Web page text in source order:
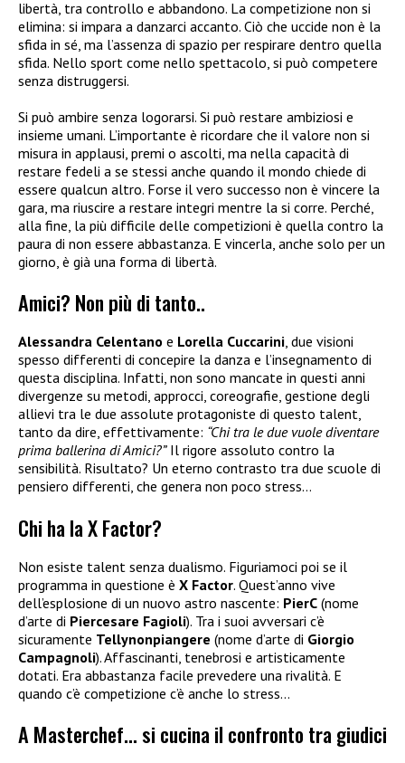
libertà, tra controllo e abbandono. La competizione non si
elimina: si impara a danzarci accanto. Ciò che uccide non è la
sfida in sé, ma l’assenza di spazio per respirare dentro quella
sfida. Nello sport come nello spettacolo, si può competere
senza distruggersi.
Si può ambire senza logorarsi. Si può restare ambiziosi e
insieme umani. L’importante è ricordare che il valore non si
misura in applausi, premi o ascolti, ma nella capacità di
restare fedeli a se stessi anche quando il mondo chiede di
essere qualcun altro. Forse il vero successo non è vincere la
gara, ma riuscire a restare integri mentre la si corre. Perché,
alla fine, la più difficile delle competizioni è quella contro la
paura di non essere abbastanza. E vincerla, anche solo per un
giorno, è già una forma di libertà.
Amici? Non più di tanto..
Alessandra Celentano e Lorella Cuccarini, due visioni
spesso differenti di concepire la danza e l’insegnamento di
questa disciplina. Infatti, non sono mancate in questi anni
divergenze su metodi, approcci, coreografie, gestione degli
allievi tra le due assolute protagoniste di questo talent,
tanto da dire, effettivamente: “Chi tra le due vuole diventare
prima ballerina di Amici?”Il rigore assoluto contro la
sensibilità. Risultato? Un eterno contrasto tra due scuole di
pensiero differenti, che genera non poco stress…
Chi ha la X Factor?
Non esiste talent senza dualismo. Figuriamoci poi se il
programma in questione è X Factor. Quest’anno vive
dell’esplosione di un nuovo astro nascente: PierC (nome
d’arte di Piercesare Fagioli). Tra i suoi avversari c’è
sicuramente Tellynonpiangere (nome d’arte di Giorgio
Campagnoli). Affascinanti, tenebrosi e artisticamente
dotati. Era abbastanza facile prevedere una rivalità. E
quando c’è competizione c’è anche lo stress…
A Masterchef… si cucina il confronto tra giudici